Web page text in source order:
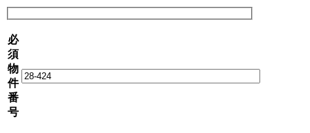
必
須
物
件
番
号